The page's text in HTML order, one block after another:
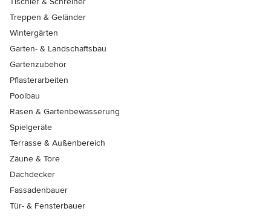
Treppen & Geländer
Wintergärten
Garten- & Landschaftsbau
Gartenzubehör
Pflasterarbeiten
Poolbau
Rasen & Gartenbewässerung
Spielgeräte
Terrasse & Außenbereich
Zäune & Tore
Dachdecker
Fassadenbauer
Tür- & Fensterbauer